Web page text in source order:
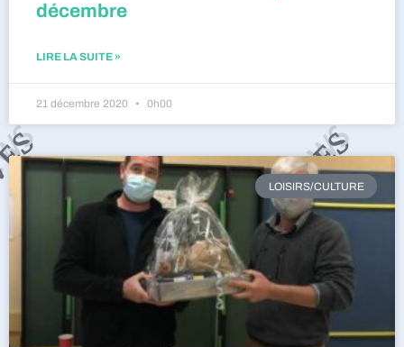
décembre
LIRE LA SUITE »
21 décembre 2020 0h00
LOISIRS/CULTURE